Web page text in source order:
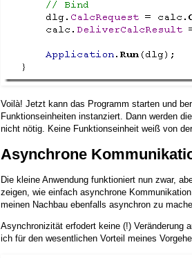
Voilà! Jetzt kann das Programm starten und
Funktionseinheiten instanziert. Dann werden
nicht nötig. Keine Funktionseinheit weiß von
Asynchrone
Die kleine Anwendung funktioniert nun zwar,
zeigen, wie einfach asynchrone
meinen Nachbau ebenfalls asynchron zu
Asynchronizität erfodert keine (!) Veränderung
ich für den wesentlichen Vorteil meines